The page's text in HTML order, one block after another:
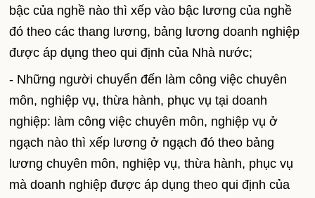
bậc của nghề nào thì xếp vào bậc lương của nghề
đó theo các thang lương, bảng lương doanh nghiệp
được áp dụng theo qui định của Nhà nước;
- Những người chuyển đến làm công việc chuyên
môn, nghiệp vụ, thừa hành, phục vụ tại doanh
nghiệp: làm công việc chuyên môn, nghiệp vụ ở
ngạch nào thì xếp lương ở ngạch đó theo bảng
lương chuyên môn, nghiệp vụ, thừa hành, phục vụ
mà doanh nghiệp được áp dụng theo qui định của